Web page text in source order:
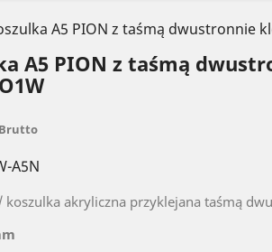
A5 PION z taśmą dwustronnie
A5 PION z taśmą
Brutto
A5N
koszulka akryliczna przyklejana taśmą